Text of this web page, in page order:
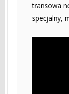
transowa
specjalny,